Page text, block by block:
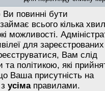
повинні бути
всього кілька
можливості.
для зареєстрованих
Вам слід
політикою, які
Ваша присутність на
усімаправилами.